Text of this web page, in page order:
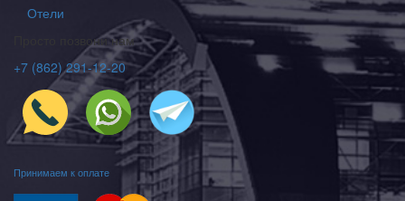
Просто позвони нам
+7 (862) 291-12-20